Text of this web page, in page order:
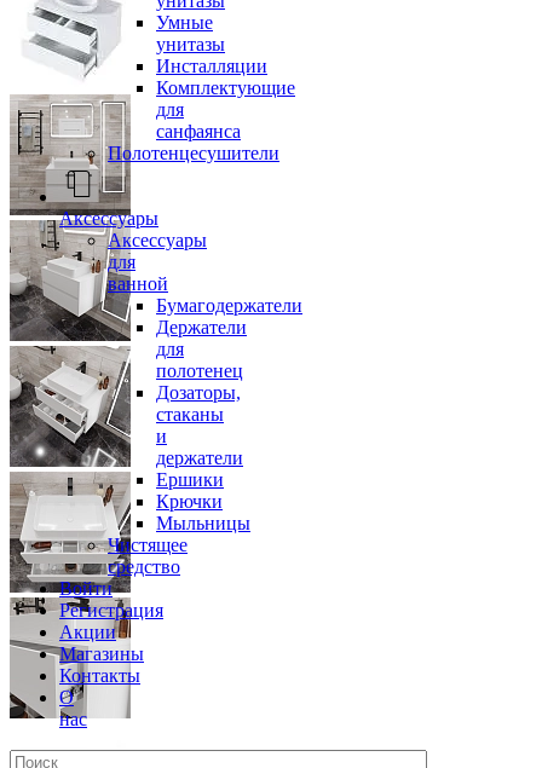
Умные
унитазы
Инсталляции
Комплектующие
для
санфаянса
Полотенцесушители
Аксессуары
Аксессуары
для
ванной
Бумагодержатели
Держатели
для
полотенец
Дозаторы,
стаканы
и
держатели
Ершики
Крючки
Мыльницы
Чистящее
средство
Войти
Регистрация
Акции
Магазины
Контакты
О
нас